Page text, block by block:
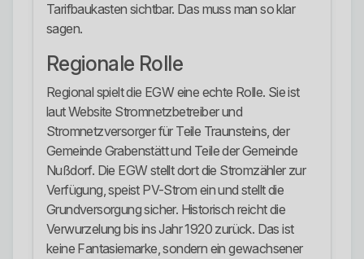
Tarifbaukasten sichtbar. Das muss man so klar
sagen.
Regionale Rolle
Regional spielt die EGW eine echte Rolle. Sie ist
laut Website Stromnetzbetreiber und
Stromnetzversorger für Teile Traunsteins, der
Gemeinde Grabenstätt und Teile der Gemeinde
Nußdorf. Die EGW stellt dort die Stromzähler zur
Verfügung, speist PV-Strom ein und stellt die
Grundversorgung sicher. Historisch reicht die
Verwurzelung bis ins Jahr 1920 zurück. Das ist
keine Fantasiemarke, sondern ein gewachsener